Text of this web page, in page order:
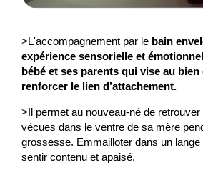
>L'accompagnement par le bain
expérience sensorielle et
bébé et ses parents qui vise au bien
renforcer le lien d’attachement.
>Il permet au nouveau-né de
vécues dans le ventre de sa mère
grossesse. Emmailloter dans un
sentir contenu et apaisé.